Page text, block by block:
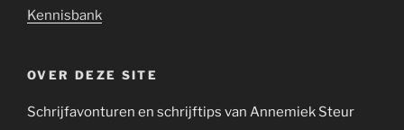
Kennisbank
OVER DEZE SITE
Schrijfavonturen en schrijftips van Annemiek Steur